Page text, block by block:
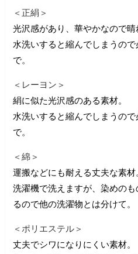
＜正絹＞
光沢感があり、華やかなので晴
水洗いすると縮んでしまうの
で。
＜レーヨン＞
絹に似た光沢感のある素材。
水洗いすると縮んでしまうの
で。
＜綿＞
運搬などにも耐える丈夫な素材
洗濯機で洗えますが、染めの
るので他の洗濯物とは分けて。
＜ポリエステル＞
丈夫でシワになりにくい素材。